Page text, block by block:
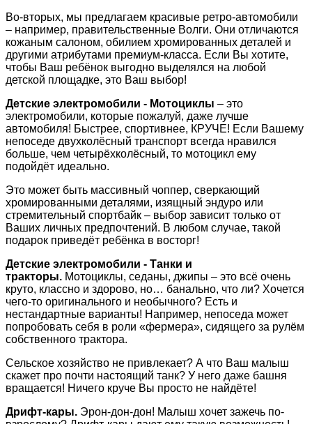
Во-вторых, мы предлагаем красивые ретро-автомобили
– например, правительственные Волги. Они отличаются
кожаным салоном, обилием хромированных деталей и
другими атрибутами премиум-класса. Если Вы хотите,
чтобы Ваш ребёнок выгодно выделялся на любой
детской площадке, это Ваш выбор!
Детские электромобили - Мотоциклы – это
электромобили, которые пожалуй, даже лучше
автомобиля! Быстрее, спортивнее, КРУЧЕ! Если Вашему
непоседе двухколёсный транспорт всегда нравился
больше, чем четырёхколёсный, то мотоцикл ему
подойдёт идеально.
Это может быть массивный чоппер, сверкающий
хромированными деталями, изящный эндуро или
стремительный спортбайк – выбор зависит только от
Ваших личных предпочтений. В любом случае, такой
подарок приведёт ребёнка в восторг!
Детские электромобили - Танки и
тракторы. Мотоциклы, седаны, джипы – это всё очень
круто, классно и здорово, но… банально, что ли? Хочется
чего-то оригинального и необычного? Есть и
нестандартные варианты! Например, непоседа может
попробовать себя в роли «фермера», сидящего за рулём
собственного трактора.
Сельское хозяйство не привлекает? А что Ваш малыш
скажет про почти настоящий танк? У него даже башня
вращается! Ничего круче Вы просто не найдёте!
Дрифт-кары. Эрон-дон-дон! Малыш хочет зажечь по-